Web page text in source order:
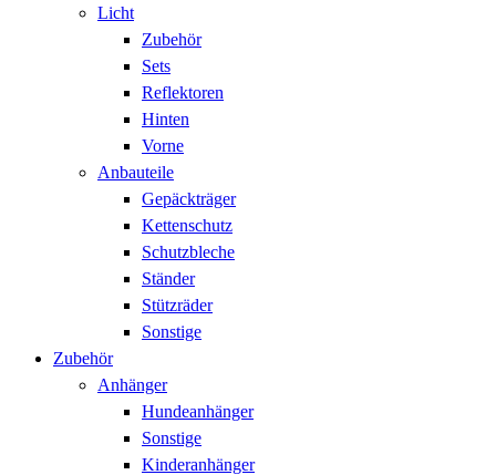
Licht
Zubehör
Sets
Reflektoren
Hinten
Vorne
Anbauteile
Gepäckträger
Kettenschutz
Schutzbleche
Ständer
Stützräder
Sonstige
Zubehör
Anhänger
Hundeanhänger
Sonstige
Kinderanhänger